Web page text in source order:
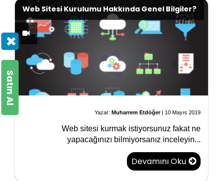
Satın Al
Web Sitesi Kurulumu Hakkında Genel Bilgiler?
Yazar: Muharrem Etdöğer| 10 Mayıs 2019
Web sitesi kurmak istiyorsunuz fakat ne
yapacağınızı bilmiyorsanız inceleyin...
Devamını Oku